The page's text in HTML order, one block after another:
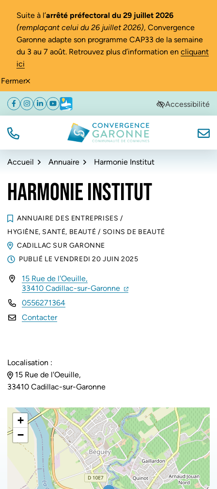
Fermer
Suite à l’arrêté préfectoral du 29 juillet 2026
(remplaçant celui du 26 juillet 2026), Convergence
Garonne adapte son programme CAP33 de la semaine
du 3 au 7 août. Retrouvez plus d’information en cliquant
ici
Aller
navigation
Aller
au
Aller
au
de
Facebook
(ouverture dans un nouvel onglet)
Instagram
(ouverture dans un nouvel onglet)
Linkedin
(ouverture dans un nouvel onglet)
YouTube
(ouverture dans un nouvel onglet)
Météo
(ouverture dans un nouvel onglet)Accessibilité
TÉL. Convergence Garonne
Accueil Annuaire Harmonie Institut
HARMONIE INSTITUT
ANNUAIRE DES ENTREPRISES /
HYGIÈNE, SANTÉ, BEAUTÉ / SOINS DE BEAUTÉ
CADILLAC SUR GARONNE
PUBLIÉ LE VENDREDI 20 JUIN 2025
INFOS UTILES
15 Rue de l'Oeuille,
33410 Cadillac-sur-Garonne (ouverture dans un nouvel
(ouverture dans un
0556271364
Contacter
Localisation :
15 Rue de l'Oeuille,
33410 Cadillac-sur-Garonne
+
−